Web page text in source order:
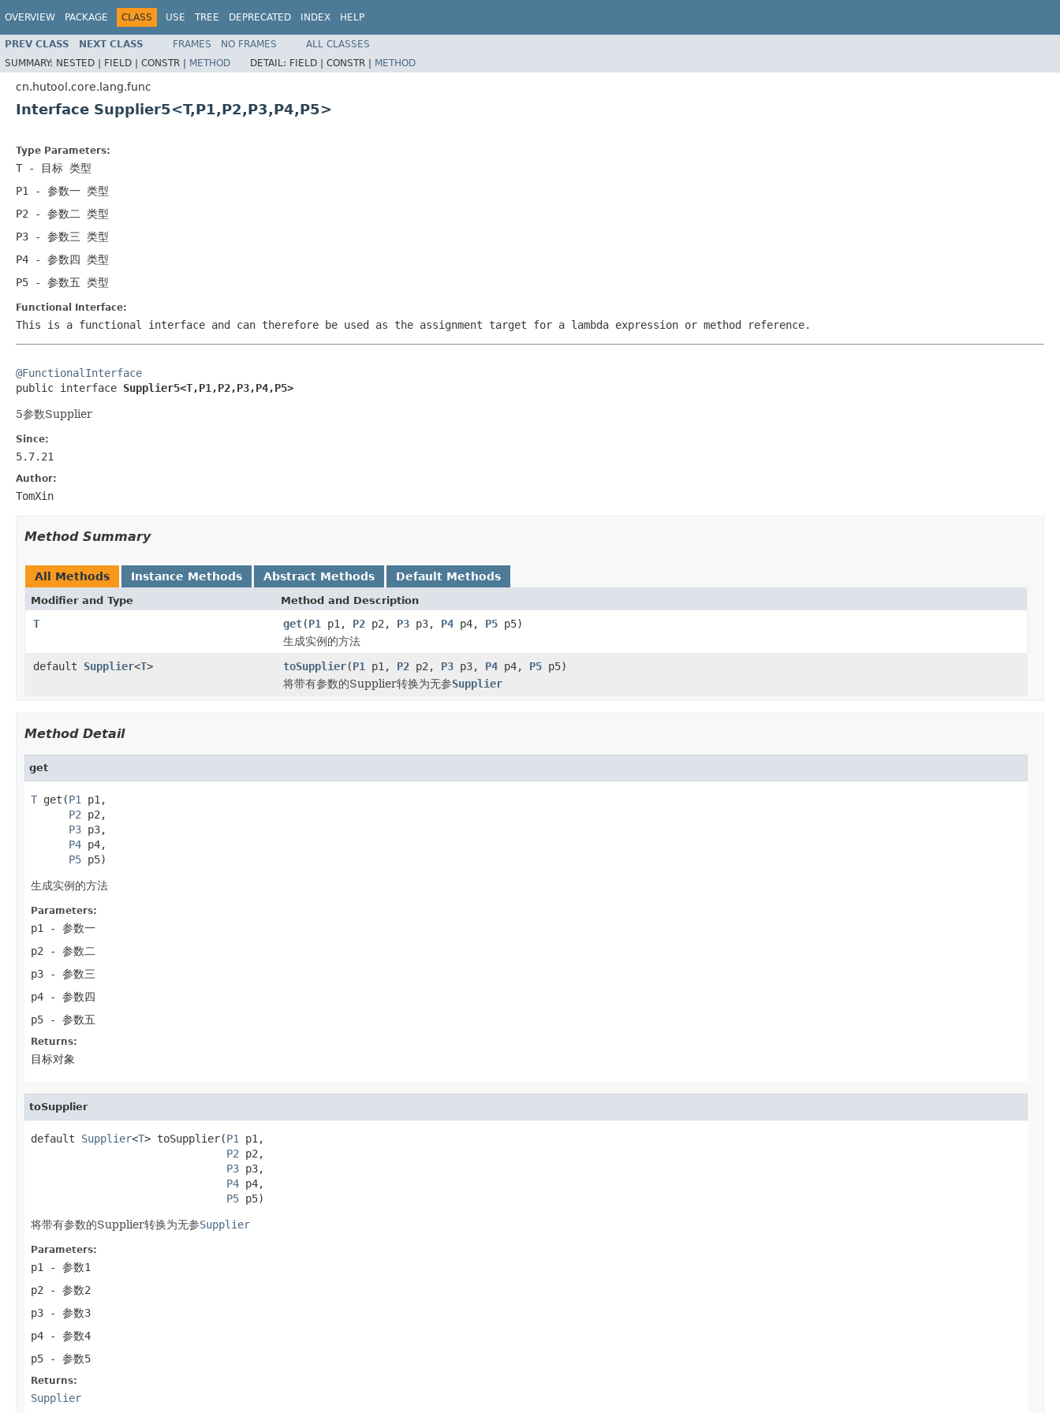
OVERVIEW PACKAGE CLASS USE TREE DEPRECATED INDEX HELP
PREV CLASS NEXT CLASS FRAMES NO FRAMES
ALL CLASSES
SUMMARY: NESTED | FIELD | CONSTR | METHOD DETAIL: FIELD | CONSTR | METHOD
cn.hutool.core.lang.func
Interface Supplier5<T,P1,P2,P3,P4,P5>
Type Parameters:
T - 目标 类型
P1
- 参数一 类型
P2 - 参数二 类型
P3 - 参数三 类型
P4 - 参数四 类型
P5 - 参数五 类型
Functional Interface:
This is a functional interface and can therefore be used as the assignment target for a lambda expression or method reference.
@FunctionalInterface
public interface Supplier5<T,P1,P2,P3,P4,P5>
5参数Supplier
Since:
5.7.21
Author:
TomXin
Method Summary
All Methods Instance Methods Abstract Methods Default Methods
Modifier and Type Method and Description
T get(P1 p1, P2 p2, P3 p3, P4 p4, P5 p5)
生成实例的方法
default Supplier<T> toSupplier(P1 p1, P2 p2, P3 p3, P4 p4, P5 p5)
将带有参数的Supplier转换为无参Supplier
Method Detail
get
T get(P1
p1,
P2 p2,
P3 p3,
P4 p4,
P5 p5)
生成实例的方法
Parameters:
p1
- 参数一
p2 - 参数二
p3 - 参数三
p4 - 参数四
p5 - 参数五
Returns:
目标对象
toSupplier
default Supplier<T> toSupplier(P1
p1,
P2 p2,
P3 p3,
P4 p4,
P5 p5)
将带有参数的Supplier转换为无参Supplier
Parameters:
p1
- 参数1
p2 - 参数2
p3 - 参数3
p4 - 参数4
p5 - 参数5
Returns:
Supplier